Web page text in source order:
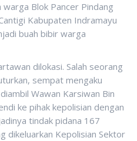
Blok Pancer Pindang
Kabupaten Indramayu
buah bibir warga
dilokasi. Salah seorang
sempat mengaku
Wawan Karsiwan Bin
ke pihak kepolisian dengan
tindak pidana 167
dikeluarkan Kepolisian Sektor